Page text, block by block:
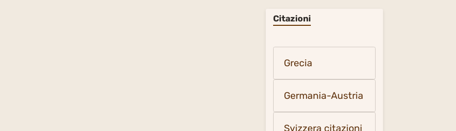
Citazioni
Grecia
Germania-Austria
Svizzera citazioni